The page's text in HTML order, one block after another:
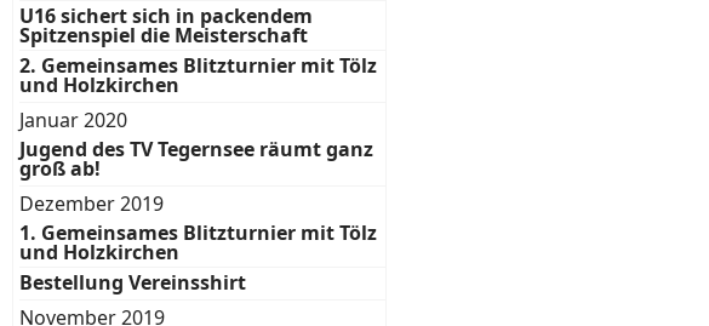
U16 sichert sich in packendem
Spitzenspiel die Meisterschaft
2. Gemeinsames Blitzturnier mit Tölz
und Holzkirchen
Januar 2020
Jugend des TV Tegernsee räumt ganz
groß ab!
Dezember 2019
1. Gemeinsames Blitzturnier mit Tölz
und Holzkirchen
Bestellung Vereinsshirt
November 2019